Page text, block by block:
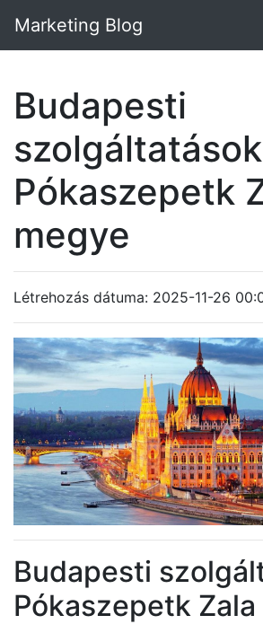
Marketing Blog
Budapesti
szolgáltatások
Pókaszepetk
megye
Létrehozás dátuma: 2025-11-26
Budapesti
Pókaszepetk